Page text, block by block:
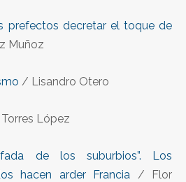
prefectos decretar el toque de
Muñoz
/ Lisandro Otero
López
de los suburbios”.
Los
hacen arder Francia / Flor